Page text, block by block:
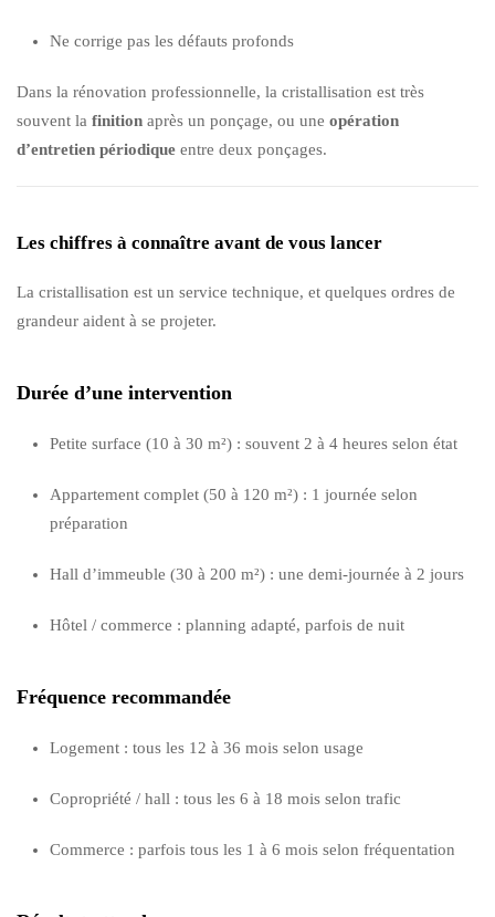
Ne corrige pas les défauts profonds
Dans la rénovation professionnelle, la cristallisation est très
souvent la finition après un ponçage, ou une opération
d’entretien périodique entre deux ponçages.
Les chiffres à connaître avant de vous lancer
La cristallisation est un service technique, et quelques ordres de
grandeur aident à se projeter.
Durée d’une intervention
Petite surface (10 à 30 m²) : souvent 2 à 4 heures selon état
Appartement complet (50 à 120 m²) : 1 journée selon
préparation
Hall d’immeuble (30 à 200 m²) : une demi-journée à 2 jours
Hôtel / commerce : planning adapté, parfois de nuit
Fréquence recommandée
Logement : tous les 12 à 36 mois selon usage
Copropriété / hall : tous les 6 à 18 mois selon trafic
Commerce : parfois tous les 1 à 6 mois selon fréquentation